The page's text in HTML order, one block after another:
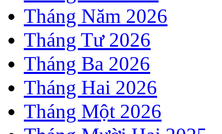
Tháng Năm 2026
Tháng Tư 2026
Tháng Ba 2026
Tháng Hai 2026
Tháng Một 2026